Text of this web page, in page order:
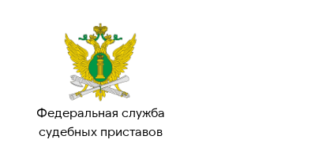
Федеральная служба
судебных приставов